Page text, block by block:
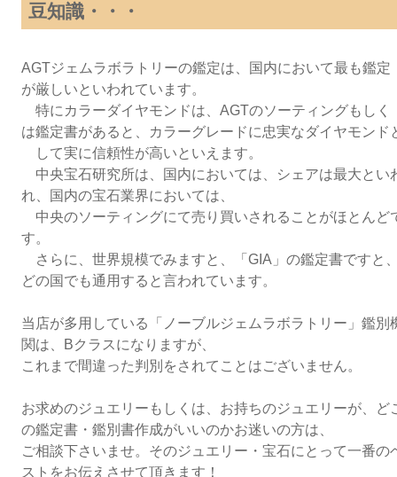
豆知識・・・
AGTジェムラボラトリーの鑑定は、国内において最も鑑定
が厳しいといわれています。
特にカラーダイヤモンドは、AGTのソーティングもしく
は鑑定書があると、カラーグレードに忠実なダイヤモンド
して実に信頼性が高いといえます。
中央宝石研究所は、国内においては、シェアは最大とい
れ、国内の宝石業界においては、
中央のソーティングにて売り買いされることがほとんど
す。
さらに、世界規模でみますと、「GIA」の鑑定書ですと
どの国でも通用すると言われています。
当店が多用している「ノーブルジェムラボラトリー」鑑別
関は、Bクラスになりますが、
これまで間違った判別をされてことはございません。
お求めのジュエリーもしくは、お持ちのジュエリーが、ど
の鑑定書・鑑別書作成がいいのかお迷いの方は、
ご相談下さいませ。そのジュエリー・宝石にとって一番の
ストをお伝えさせて頂きます！